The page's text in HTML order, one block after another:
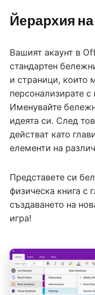
Йерархия
Вашият акаунт в
стандартен
и страници, които
персонализирате
Именувайте
идеята си. След
действат като
елементи на
Представете си
физическа книга с
създаването на
игра!